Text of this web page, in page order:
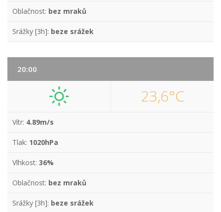
Oblačnost: bez mraků
Srážky [3h]: beze srážek
20:00
23,6°C
Vítr: 4.89m/s
Tlak: 1020hPa
Vlhkost: 36%
Oblačnost: bez mraků
Srážky [3h]: beze srážek